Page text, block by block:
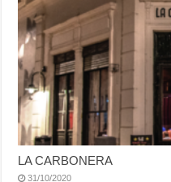
LA CARBONERA
31/10/2020